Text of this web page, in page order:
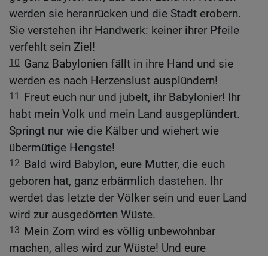
werden sie heranrücken und die Stadt erobern.
Sie verstehen ihr Handwerk: keiner ihrer Pfeile
verfehlt sein Ziel!
10 Ganz Babylonien fällt in ihre Hand und sie
werden es nach Herzenslust ausplündern!
11
Freut euch nur und jubelt, ihr Babylonier! Ihr
habt mein Volk und mein Land ausgeplündert.
Springt nur wie die Kälber und wiehert wie
übermütige Hengste!
12 Bald wird Babylon, eure Mutter, die euch
geboren hat, ganz erbärmlich dastehen. Ihr
werdet das letzte der Völker sein und euer Land
wird zur ausgedörrten Wüste.
13 Mein Zorn wird es völlig unbewohnbar
machen, alles wird zur Wüste! Und eure